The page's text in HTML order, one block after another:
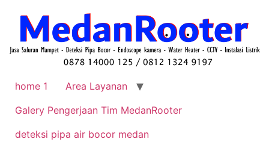
home 1
Area Layanan
Galery Pengerjaan Tim MedanRooter
deteksi pipa air bocor medan